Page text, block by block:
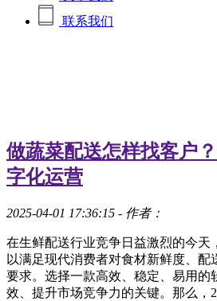
联系我们
做蔬菜配送怎样找客户
字化运营
2025-04-01 17:36:15 - 作者：
在生鲜配送行业竞争日益激烈的今天
以满足现代消费者对食材新鲜度、配
要求。选择一款高效、稳定、易用的
效、提升市场竞争力的关键。那么，